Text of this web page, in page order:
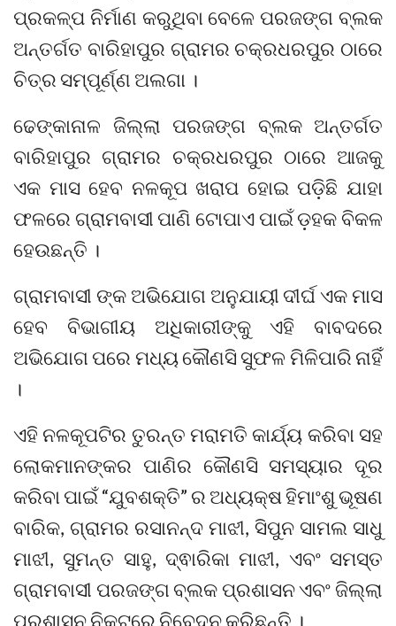
ପ୍ରକଳ୍ପ ନିର୍ମାଣ କରୁଥିବା ବେଳେ ପରଜଙ୍ଗ ବ୍ଲକ
ଅନ୍ତର୍ଗତ ବାରିହାପୁର ଗ୍ରାମର ଚକ୍ରଧରପୁର ଠାରେ
ଚିତ୍ର ସମ୍ପୂର୍ଣ୍ଣ ଅଲଗା ।
ଢେଙ୍କାନାଳ ଜିଲ୍ଲା ପରଜଙ୍ଗ ବ୍ଲକ ଅନ୍ତର୍ଗତ
ବାରିହାପୁର ଗ୍ରାମର ଚକ୍ରଧରପୁର ଠାରେ ଆଜକୁ
ଏକ ମାସ ହେବ ନଳକୂପ ଖରାପ ହୋଇ ପଡ଼ିଛି ଯାହା
ଫଳରେ ଗ୍ରାମବାସୀ ପାଣି ଟୋପାଏ ପାଇଁ ଡ଼ହକ ବିକଳ
ହେଉଛନ୍ତି ।
ଗ୍ରାମବାସୀ ଙ୍କ ଅଭିଯୋଗ ଅନୁଯାୟୀ ଦୀର୍ଘ ଏକ ମାସ
ହେବ ବିଭାଗୀୟ ଅଧିକାରୀଙ୍କୁ ଏହି ବାବଦରେ
ଅଭିଯୋଗ ପରେ ମଧ୍ୟ କୌଣସି ସୁଫଳ ମିଳିପାରି ନାହିଁ
।
ଏହି ନଳକୂପଟିର ତୁରନ୍ତ ମରାମତି କାର୍ଯ୍ୟ କରିବା ସହ
ଲୋକମାନଙ୍କର ପାଣିର କୌଣସି ସମସ୍ୟାର ଦୂର
କରିବା ପାଇଁ “ଯୁବଶକ୍ତି” ର ଅଧ୍ୟକ୍ଷ ହିମାଂଶୁ ଭୂଷଣ
ବାରିକ, ଗ୍ରାମର ରସାନନ୍ଦ ମାଝୀ, ସିପୁନ ସାମଲ ସାଧୁ
ମାଝୀ, ସୁମନ୍ତ ସାହୁ, ଦ୍ଵାରିକା ମାଝୀ, ଏବଂ ସମସ୍ତ
ଗ୍ରାମବାସୀ ପରଜଙ୍ଗ ବ୍ଲକ ପ୍ରଶାସନ ଏବଂ ଜିଲ୍ଲା
ପ୍ରଶାସନ ନିକଟରେ ନିବେଦନ କରିଛନ୍ତି ।